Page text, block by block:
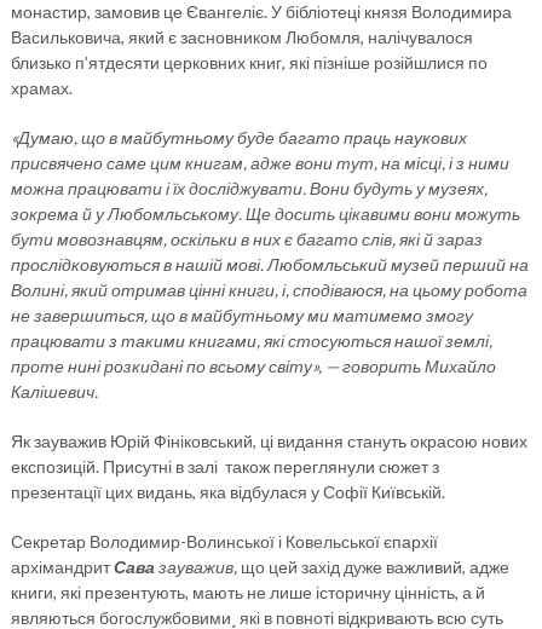
монастир, замовив це Євангеліє. У бібліотеці князя Володимира
Васильковича, який є засновником Любомля, налічувалося
близько п’ятдесяти церковних книг, які пізніше розійшлися по
храмах.
«Думаю, що в майбутньому буде багато праць наукових
присвячено саме цим книгам, адже вони тут, на місці, і з ними
можна працювати і їх досліджувати. Вони будуть у музеях,
зокрема й у Любомльському. Ще досить цікавими вони можуть
бути мовознавцям, оскільки в них є багато слів, які й зараз
прослідковуються в нашій мові. Любомльський музей перший на
Волині, який отримав цінні книги, і, сподіваюся, на цьому робота
не завершиться, що в майбутньому ми матимемо змогу
працювати з такими книгами, які стосуються нашої землі,
проте нині розкидані по всьому світу», — говорить Михайло
Калішевич.
Як зауважив Юрій Фініковський, ці видання стануть окрасою нових
експозицій. Присутні в залі також переглянули сюжет з
презентації цих видань, яка відбулася у Софії Київській.
Секретар Володимир-Волинської і Ковельської єпархії
архімандритСава зауважив,що цей захід дуже важливий, адже
книги, які презентують, мають не лише історичну цінність, а й
являються богослужбовими¸ які в повноті відкривають всю суть